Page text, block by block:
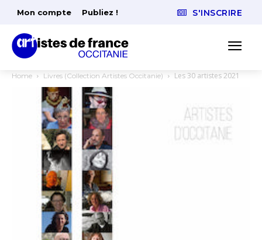
Mon compte Publiez ! S'INSCRIRE
Home Livres (Collection Artistes Occitanie) Les 30 artistes 2021